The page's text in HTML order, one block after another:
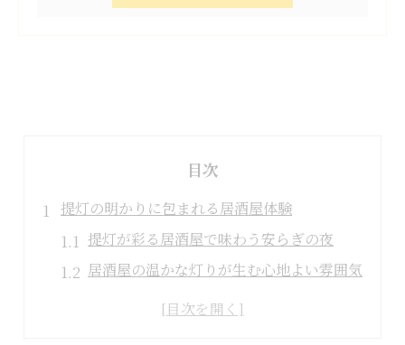
目次
提灯の明かりに包まれる居酒屋体験
提灯が彩る居酒屋で味わう安らぎの夜
居酒屋の温かな灯りが生む心地よい雰囲気
提灯の明かりが居酒屋を魅力的に演出